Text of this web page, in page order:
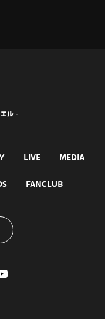
LIVE MEDIA
FANCLUB